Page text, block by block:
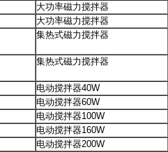
大功率磁力搅拌器
大功率磁力搅拌器
集热式磁力搅拌器
集热式磁力搅拌器
电动搅拌器40W
电动搅拌器60W
电动搅拌器100W
电动搅拌器160W
电动搅拌器200W